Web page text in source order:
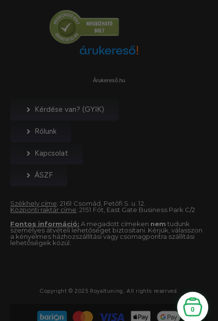
Árukereső.hu
Kérdése van? (GYIK)
Rólunk
Kapcsolat
ÁSZF
Székhely címe: 2161 Csomád, Petőfi S. u. 12.
Központi raktár címe: 2151 Fót, East Gate Business Park C/2
Fontos információ: A megadott címeken nem tudunk
személyes átvételi lehetőséget biztosítani. Kérjük, válasszon
a kényelmes házhozszállítási vagy csomagpontra szállítási
lehetőségek közül.
Copyright © 2025 Royaltuning, All rights reserved.
0